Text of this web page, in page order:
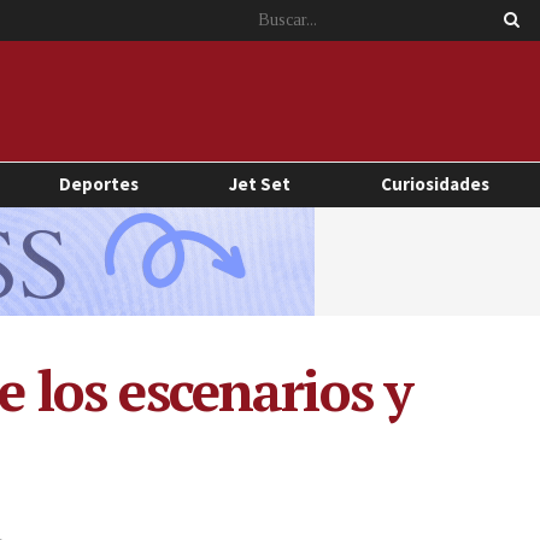
Deportes Jet Set Curiosidades
los escenarios y